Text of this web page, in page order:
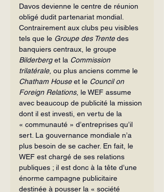
Davos devienne le centre de réunion
obligé dudit partenariat mondial.
Contrairement aux clubs peu visibles
tels que le Groupe des Trente des
banquiers centraux, le groupe
Bilderberg et la Commission
trilatérale, ou plus anciens comme le
Chatham House et le Council on
Foreign Relations, le WEF assume
avec beaucoup de publicité la mission
dont il est investi, en vertu de la
« communauté » d’entreprises qu’il
sert. La gouvernance mondiale n’a
plus besoin de se cacher. En fait, le
WEF est chargé de ses relations
publiques ; il est donc à la tête d’une
énorme campagne publicitaire
destinée à pousser la « société